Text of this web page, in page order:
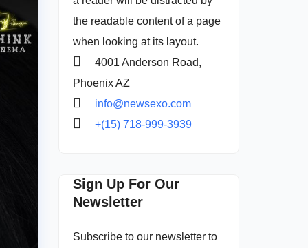
the readable content of a page
when looking at its layout.
4001 Anderson Road,
Phoenix AZ
info@newsexo.com
+(15) 718-999-3939
Sign Up For Our
Newsletter
Subscribe to our newsletter to